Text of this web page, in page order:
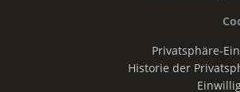
Privatsphäre-
Historie der